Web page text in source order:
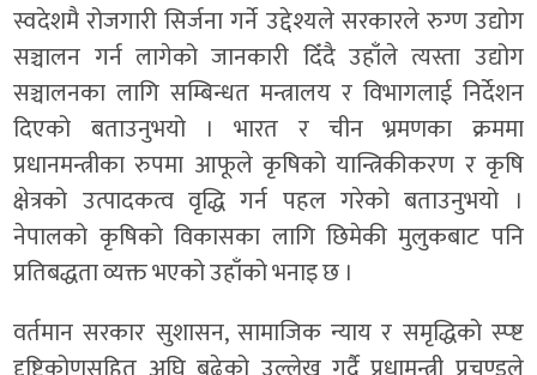
स्वदेशमै रोजगारी सिर्जना गर्ने उद्देश्यले सरकारले रुग्ण उद्योग
सञ्चालन गर्न लागेको जानकारी दिँदै उहाँले त्यस्ता उद्योग
सञ्चालनका लागि सम्बिन्धत मन्त्रालय र विभागलाई निर्देशन
दिएको बताउनुभयो । भारत र चीन भ्रमणका क्रममा
प्रधानमन्त्रीका रुपमा आफूले कृषिको यान्त्रिकीकरण र कृषि
क्षेत्रको उत्पादकत्व वृद्धि गर्न पहल गरेको बताउनुभयो ।
नेपालको कृषिको विकासका लागि छिमेकी मुलुकबाट पनि
प्रतिबद्धता व्यक्त भएको उहाँको भनाइ छ ।
वर्तमान सरकार सुशासन, सामाजिक न्याय र समृद्धिको स्प्ष्ट